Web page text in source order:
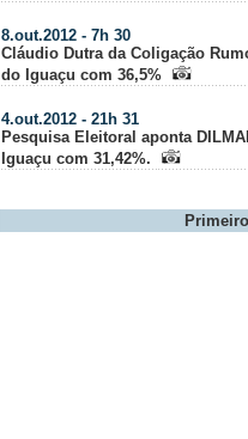
8.out.2012 - 7h 30
Cláudio Dutra da Coligação
do Iguaçu com 36,5%
4.out.2012 - 21h 31
Pesquisa Eleitoral aponta
Iguaçu com 31,42%.
Primeiro